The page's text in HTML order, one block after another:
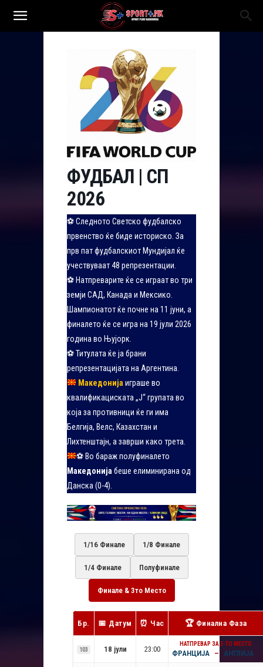
ФУДБАЛ | СП
2026
⚽ Следното Светско фудбалско
првенство ќе биде историско. За
прв пат фудбалскиот Мундијал ќе
учествуваат 48 репрезентации.
⚽ Натпреварите ќе се играат во три
земји САД, Канада и Мексико.
Шампионатот ќе почне на 11 јуни, а
финалето ќе се игра на 19 јули 2026
година во Њујорк.
⚽ Титулата ќе ја брани
репрезентацијата на Аргентина.
Македонија играше во
квалификациската „Ј“ групата во
која за противници ќе ги има
Белгија, Велс, Казахстан и
Лихтенштајн, а заврши како трета.
⚽Во бараж полуфиналето
Македонија беше елиминирана од
Данска (0-4).
1/16 Финале 1/8 Финале
1/4 Финале Полуфинале
Финале & 3то Место
Бр. 📅 Датум ⏰ Час 🏆 Финална Фаза
103 18 јули 23:00
НАТПРЕВАР ЗА 3-ТО МЕСТО
ФРАНЦИЈА – АНГЛИЈА